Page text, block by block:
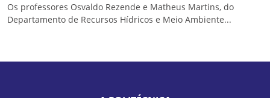
Os professores Osvaldo Rezende e Matheus Martins, do
Departamento de Recursos Hídricos e Meio Ambiente...